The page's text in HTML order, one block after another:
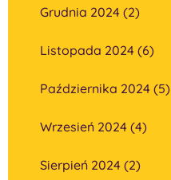
Grudnia 2024 (2)
Listopada 2024 (6)
Października 2024 (5)
Wrzesień 2024 (4)
Sierpień 2024 (2)